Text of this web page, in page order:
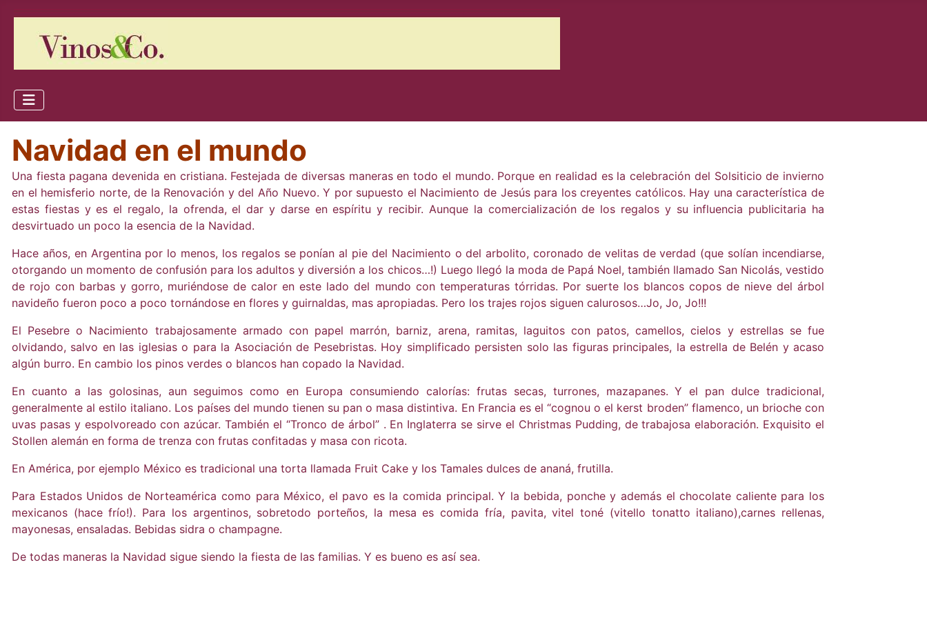
Navidad en el mundo
Una fiesta pagana devenida en cristiana. Festejada de diversas maneras en todo el mundo. Porque en realidad es la celebración del Solsiticio de invierno
en el hemisferio norte, de la Renovación y del Año Nuevo. Y por supuesto el Nacimiento de Jesús para los creyentes católicos. Hay una característica de
estas fiestas y es el regalo, la ofrenda, el dar y darse en espíritu y recibir. Aunque la comercialización de los regalos y su influencia publicitaria ha
desvirtuado un poco la esencia de la Navidad.
Hace años, en Argentina por lo menos, los regalos se ponían al pie del Nacimiento o del arbolito, coronado de velitas de verdad (que solían incendiarse,
otorgando un momento de confusión para los adultos y diversión a los chicos…!) Luego llegó la moda de Papá Noel, también llamado San Nicolás, vestido
de rojo con barbas y gorro, muriéndose de calor en este lado del mundo con temperaturas tórridas. Por suerte los blancos copos de nieve del árbol
navideño fueron poco a poco tornándose en flores y guirnaldas, mas apropiadas. Pero los trajes rojos siguen calurosos…Jo, Jo, Jo!!!
El Pesebre o Nacimiento trabajosamente armado con papel marrón, barniz, arena, ramitas, laguitos con patos, camellos, cielos y estrellas se fue
olvidando, salvo en las iglesias o para la Asociación de Pesebristas. Hoy simplificado persisten solo las figuras principales, la estrella de Belén y acaso
algún burro. En cambio los pinos verdes o blancos han copado la Navidad.
En cuanto a las golosinas, aun seguimos como en Europa consumiendo calorías: frutas secas, turrones, mazapanes. Y el pan dulce tradicional,
generalmente al estilo italiano. Los países del mundo tienen su pan o masa distintiva. En Francia es el “cognou o el kerst broden” flamenco, un brioche con
uvas pasas y espolvoreado con azúcar. También el “Tronco de árbol” . En Inglaterra se sirve el Christmas Pudding, de trabajosa elaboración. Exquisito el
Stollen alemán en forma de trenza con frutas confitadas y masa con ricota.
En América, por ejemplo México es tradicional una torta llamada Fruit Cake y los Tamales dulces de ananá, frutilla.
Para Estados Unidos de Norteamérica como para México, el pavo es la comida principal. Y la bebida, ponche y además el chocolate caliente para los
mexicanos (hace frío!). Para los argentinos, sobretodo porteños, la mesa es comida fría, pavita, vitel toné (vitello tonatto italiano),carnes rellenas,
mayonesas, ensaladas. Bebidas sidra o champagne.
De todas maneras la Navidad sigue siendo la fiesta de las familias. Y es bueno es así sea.